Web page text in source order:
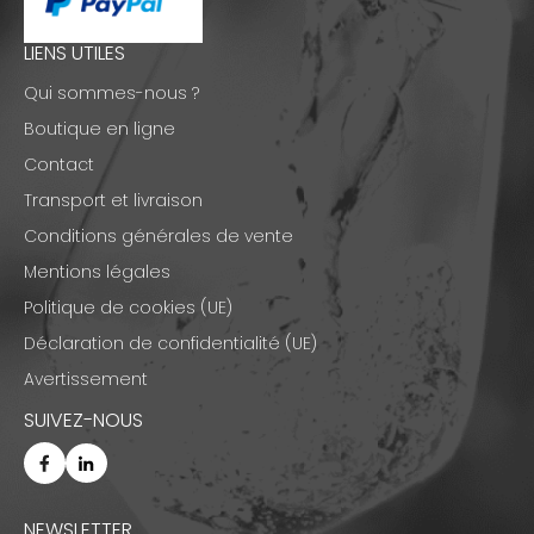
LIENS UTILES
Qui sommes-nous ?
Boutique en ligne
Contact
Transport et livraison
Conditions générales de vente
Mentions légales
Politique de cookies (UE)
Déclaration de confidentialité (UE)
Avertissement
SUIVEZ-NOUS